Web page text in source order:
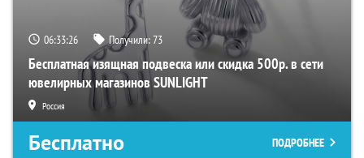
06:33:26 Получили:73
Бесплатная изящная подвеска или скидка 500р. в сети
ювелирных магазинов SUNLIGHT
Россия
Бесплатно ПОДРОБНЕЕ